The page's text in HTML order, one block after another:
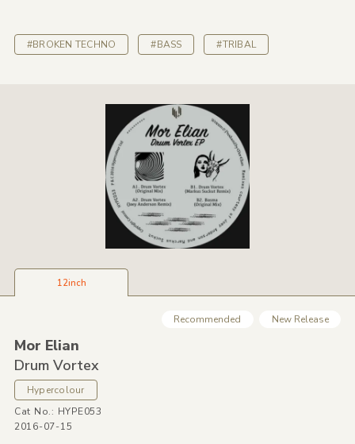
#BROKEN TECHNO #BASS #TRIBAL
12inch
Recommended New Release
Mor Elian
Drum Vortex
Hypercolour
Cat No.: HYPE053
2016-07-15